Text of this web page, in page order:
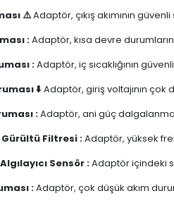
⚠️Adaptör, çıkış akımının
:Adaptör, kısa devre
:Adaptör, iç sıcaklığının
⬇️Adaptör, giriş voltajının
:Adaptör, ani güç
Filtresi :Adaptör, yüksek
Sensör :Adaptör içindeki
:Adaptör, çok düşük akım